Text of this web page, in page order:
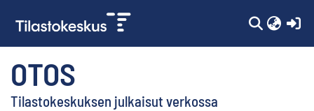
OTOS
Tilastokeskuksen julkaisut verkossa